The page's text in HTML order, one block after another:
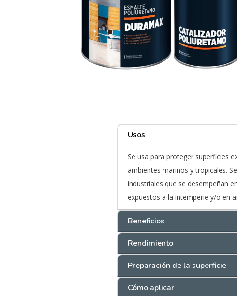
Usos
Se usa para proteger superficies
ambientes marinos y tropicales.
industriales que se desempeñan
expuestos a la intemperie y/o en
Beneficios
Rendimiento
Preparación de la superficie
Cómo aplicar